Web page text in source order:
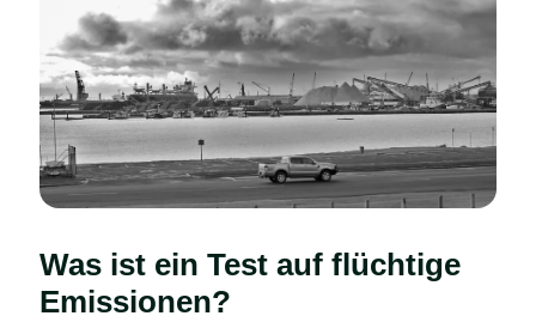
Was ist ein Test auf flüchtige
Emissionen?